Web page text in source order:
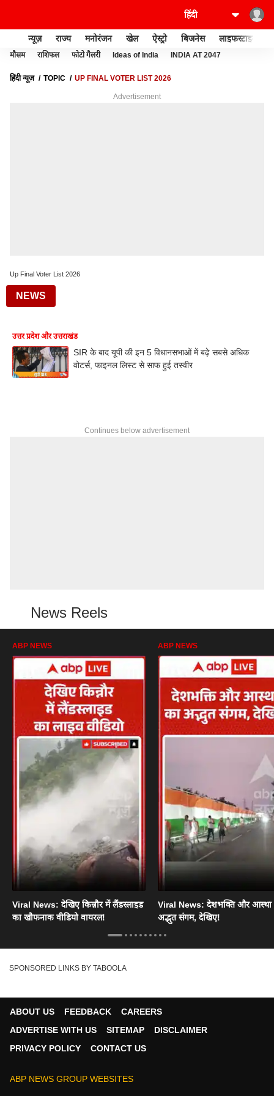
न्यूज़ राज्य मनोरंजन खेल ऐस्ट्रो बिजनेस लाइफस्टाइल
मौसम राशिफल फोटो गैलरी Ideas of India INDIA AT 2047
हिंदी न्यूज़ TOPIC UP FINAL VOTER LIST 2026
Advertisement
Up Final Voter List 2026
NEWS
उत्तर प्रदेश और उत्तराखंड
SIR के बाद यूपी की इन 5 विधानसभाओं में बढ़े सबसे अधिक
वोटर्स, फाइनल लिस्ट से साफ हुई तस्वीर
Continues below advertisement
News Reels
ABP NEWS
Viral News: देखिए किन्नौर में लैंडस्लाइड
का खौफनाक वीडियो वायरल!
ABP NEWS
Viral News: देशभक्ति और आस्था
अद्भुत संगम, देखिए!
SPONSORED LINKS BY TABOOLA
ABOUT US FEEDBACK
CAREERS
ADVERTISE WITH US
SITEMAP
DISCLAIMER
PRIVACY POLICY
CONTACT US
ABP NEWS GROUP WEBSITES